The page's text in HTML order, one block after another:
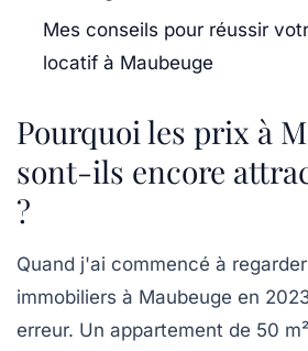
Mes conseils pour réussir
locatif à Maubeuge
Pourquoi les prix à
sont-ils encore
?
Quand j'ai commencé à
immobiliers à Maubeuge en
erreur. Un appartement de 50